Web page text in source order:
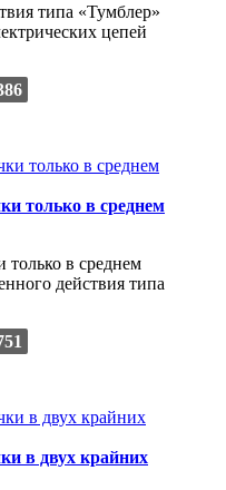
типа «Тумблер»
цепей
только в среднем
в среднем
действия типа
в двух крайних